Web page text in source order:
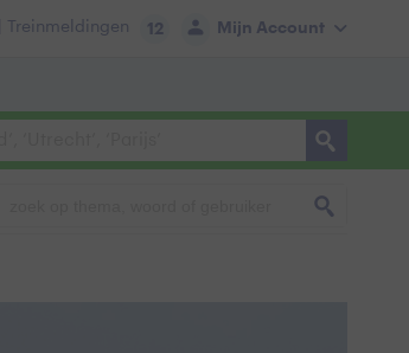
Mijn Account
| Treinmeldingen 12